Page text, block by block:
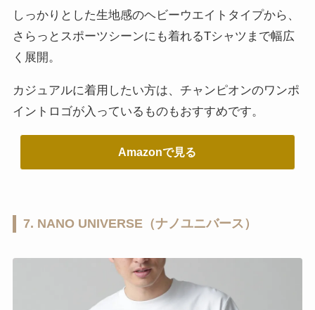
しっかりとした生地感のヘビーウエイトタイプから、
さらっとスポーツシーンにも着れるTシャツまで幅広
く展開。
カジュアルに着用したい方は、チャンピオンのワンポ
イントロゴが入っているものもおすすめです。
Amazonで見る
7. NANO UNIVERSE（ナノユニバース）